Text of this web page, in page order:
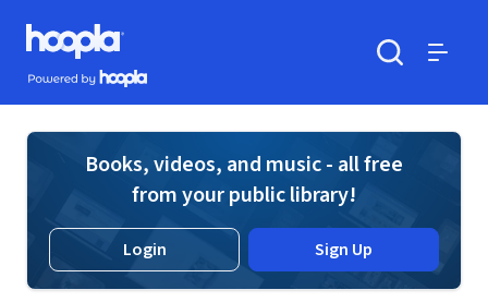
Skip to main content
Hoopla logo
Powered by Hoopla
Books, videos, and music - all free
from your public library!
Login Sign Up